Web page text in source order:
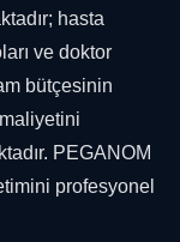
hasta
ve doktor
bütçesinin
PEGANOM
profesyonel